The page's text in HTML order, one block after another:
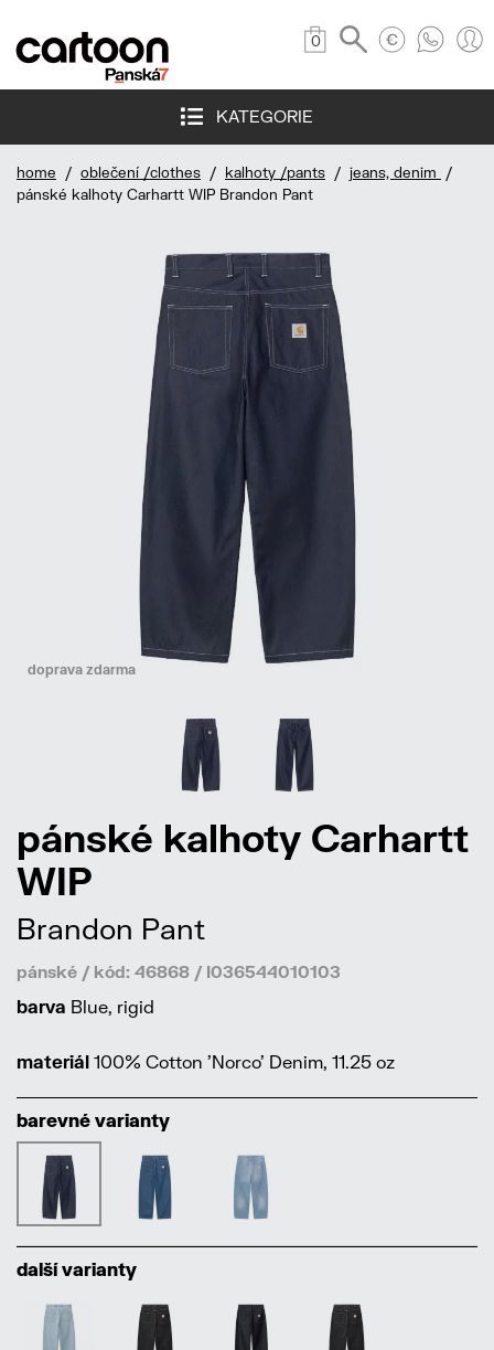
0
KATEGORIE
home / oblečení /clothes / kalhoty /pants / jeans, denim
/
pánské kalhoty Carhartt WIP Brandon Pant
doprava zdarma
pánské kalhoty Carhartt
WIP
Brandon Pant
pánské / kód: 46868 / I036544010103
barva Blue, rigid
materiál 100% Cotton 'Norco' Denim, 11.25 oz
barevné varianty
další varianty